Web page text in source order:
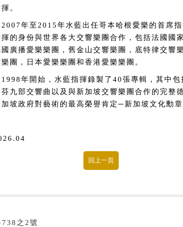
。
2007年至2015年水藍出任哥本哈根愛樂的首席
揮的身份與世界各大交響樂團合作，包括法國國
國廣播愛樂樂團，舊金山交響樂團，底特律交響
團，日本愛樂樂團和香港愛樂樂團。
1998年開始，水藍指揮錄製了40張專輯，其中
芬九部交響曲以及與新加坡交響樂團合作的完整
加坡政府對藝術的最高榮譽肯定─新加坡文化勳章
之2號